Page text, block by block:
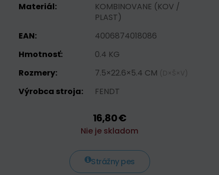
Materiál:
KOMBINOVANE (KOV /
PLAST)
EAN:
4006874018086
Hmotnosť:
0.4 KG
Rozmery:
7.5×22.6×5.4 CM (D×Š×V)
Výrobca stroja: FENDT
16,80 €
Nie je skladom
Strážny pes